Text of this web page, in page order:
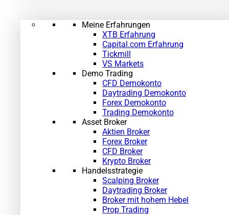
Meine Erfahrungen
XTB Erfahrung
Capital.com Erfahrung
Tickmill
VS Markets
Demo Trading
CFD Demokonto
Daytrading Demokonto
Forex Demokonto
Trading Demokonto
Asset Broker
Aktien Broker
Forex Broker
CFD Broker
Krypto Broker
Handelsstrategie
Scalping Broker
Daytrading Broker
Broker mit hohem Hebel
Prop Trading